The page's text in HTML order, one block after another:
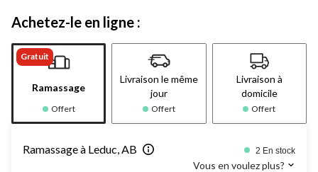
Achetez-le en ligne :
Gratuit
Ramassage
Offert
Livraison le même
jour
Offert
Livraison à
domicile
Offert
Ramassage à Leduc, AB 2 En stock
Vous en voulez plus?